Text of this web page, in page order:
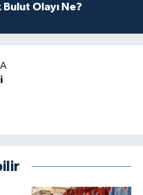
Bulut Olayı Ne?